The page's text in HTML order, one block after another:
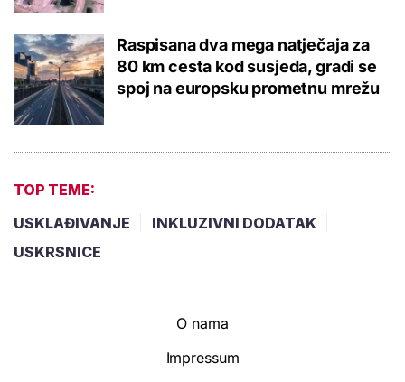
Raspisana dva mega natječaja za
80 km cesta kod susjeda, gradi se
spoj na europsku prometnu mrežu
TOP TEME:
USKLAĐIVANJE
INKLUZIVNI DODATAK
USKRSNICE
O nama
Impressum